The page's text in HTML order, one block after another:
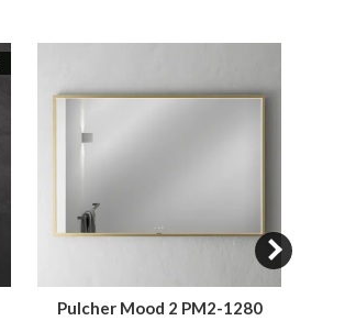
Pulcher Mood 2 PM2-1280